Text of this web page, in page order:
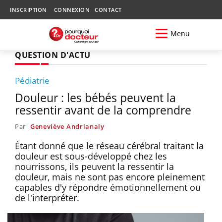
INSCRIPTION CONNEXION CONTACT
Menu
QUESTION D'ACTU
Pédiatrie
Douleur : les bébés peuvent la
ressentir avant de la comprendre
Par Geneviève Andrianaly
Étant donné que le réseau cérébral traitant la
douleur est sous-développé chez les
nourrissons, ils peuvent la ressentir la
douleur, mais ne sont pas encore pleinement
capables d'y répondre émotionnellement ou
de l'interpréter.